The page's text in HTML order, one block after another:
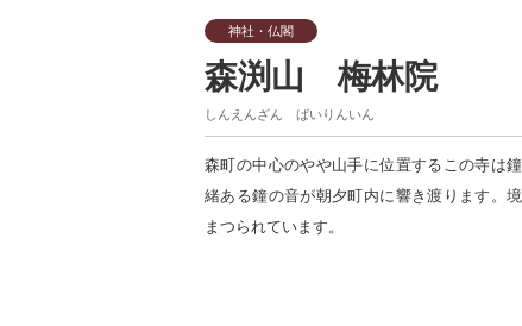
神社・仏閣
森渕山 梅林院
しんえんざん ばいりんいん
森町の中心のやや山手に位置するこの寺は
緒ある鐘の音が朝夕町内に響き渡ります。
まつられています。